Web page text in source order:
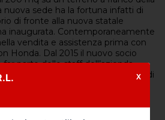
nuova sede ha la fortuna infatti di
di fronte alla nuova statale
inaugurata. Contemporaneamente
vendita e assistenza prima con
Honda. Dal 2015 il nuovo socio
far parte dello staff dell’azienda
nel campo della vendita di
coniugandole con la
X